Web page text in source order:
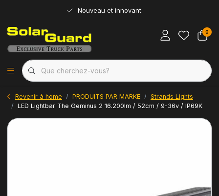
Nouveau et innovant
0
Revenir à home PRODUITS PAR MARKE
Strands Lights
LED Lightbar The Geminus 2 16.200lm / 52cm / 9-36v / IP69K